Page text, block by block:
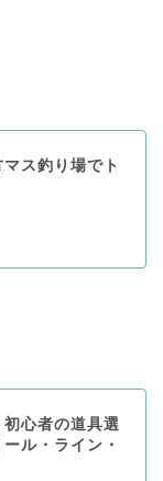
マス釣り場でト
心者の道具選
ル・ライン・